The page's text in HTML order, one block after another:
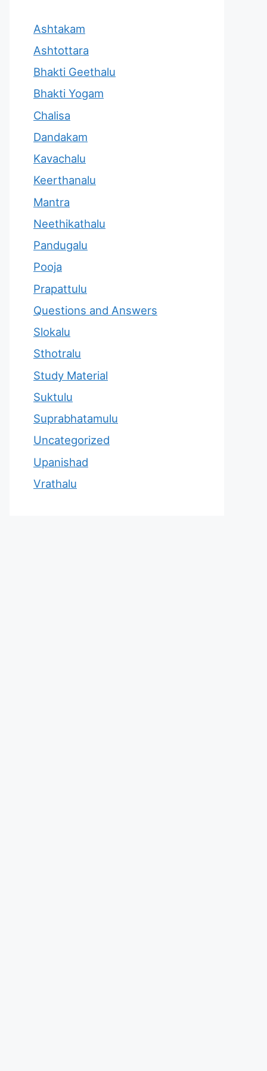
Ashtakam
Ashtottara
Bhakti Geethalu
Bhakti Yogam
Chalisa
Dandakam
Kavachalu
Keerthanalu
Mantra
Neethikathalu
Pandugalu
Pooja
Prapattulu
Questions and Answers
Slokalu
Sthotralu
Study Material
Suktulu
Suprabhatamulu
Uncategorized
Upanishad
Vrathalu